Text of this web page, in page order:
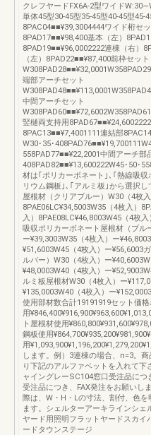
クレフヤードFX6A-2型ワイド
単体45型30-45型35-45型40-45型45-
8PAC04■■¥39,3004444ワイド桁セッ
8PAD17■■¥98,400基本（左）
8PAD19■■¥96,0002222連棟（右）
（左）8PAD22■■¥87,400前枠セット
端部アーチセット
中間アーチセット
竪樋両支持用
8PAC13■■¥7,4001111連結部
W30･35･
558PAD77■■¥22,2001中間アーチ部
408PAD82■■¥13,600222W45･50･
材は｢ポリカーボネート｣､｢熱線吸
リウム鋼板｣､｢アルミ板｣から選択
屋根材（クリアブルー）W30（4枚入
8PAE06LC¥34,5003W35（4枚入）
入）8PAE08LC¥46,8003W45（4枚
吸収ポリカーボネート屋根材（ブル
ー¥39,3003W35（4枚入）ー
¥51,6003W45（4枚入）ー¥56,6003
ルバー）W30（4枚入）ー
¥48,0003W40（4枚入）ー
ルミ板屋根材W30（4枚入）ー
¥135,0003W40（4枚入）ー
使用部材数合計19191919セット価
用
ト屋根材使用
鋼板使用
用
します。例）3連棟の場合、n=3。
り下記のアルファベットを入れて下
ャイングレーSC104窓口受注品につ
受注品につき、FAX発注をお願いし
際は、W・H・Lの寸法、割付、色を
ます。シェルターアーキラインシェ
ヤード用照明フラットヤードスカイ
ードタウンステージ